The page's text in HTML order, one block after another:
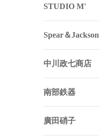
STUDIO M'
Spear＆Jackson
中川政七商店
南部鉄器
廣田硝子